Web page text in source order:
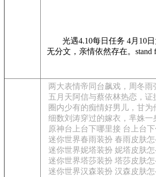
光遇4.10每日任务 4月10日
无分文，亲情依然存在。
两大表情帝同台飙戏，周冬
五月天阿信与蔡依林热恋，
圈内少有的痴情好男儿，甘为
细数刘涛穿过的嫁衣，芈姝
原神台上台下哪里接 台上台
迷你世界春雨装扮 春雨皮肤
迷你世界妮塔装扮 妮塔皮肤
迷你世界塔莎装扮 塔莎皮肤
迷你世界汉森装扮 汉森皮肤